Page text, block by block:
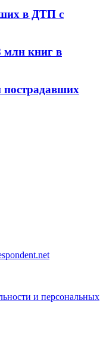
в ДТП с
млн книг в
и персональных